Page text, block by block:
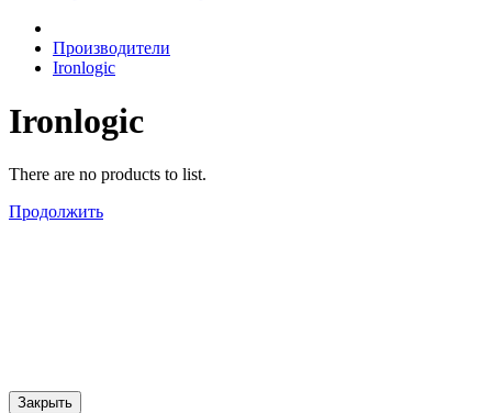
Производители
Ironlogic
Ironlogic
There are no products to list.
Продолжить
Закрыть